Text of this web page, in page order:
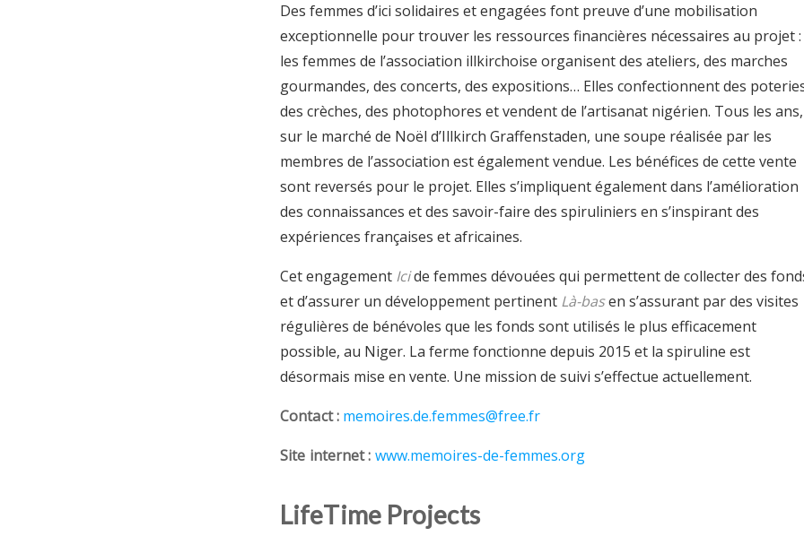
Des femmes d’ici solidaires et engagées font preuve d’une mobilisation
exceptionnelle pour trouver les ressources financières nécessaires au projet :
les femmes de l’association illkirchoise organisent des ateliers, des marches
gourmandes, des concerts, des expositions… Elles confectionnent des
des crèches, des photophores et vendent de l’artisanat nigérien. Tous les ans,
sur le marché de Noël d’Illkirch Graffenstaden, une soupe réalisée par les
membres de l’association est également vendue. Les bénéfices de cette vente
sont reversés pour le projet. Elles s’impliquent également dans l’amélioration
des connaissances et des savoir-faire des spiruliniers en s’inspirant des
expériences françaises et africaines.
Cet engagement Icide femmes dévouées qui permettent de collecter des
et d’assurer un développement pertinent Là-basen s’assurant par des visites
régulières de bénévoles que les fonds sont utilisés le plus efficacement
possible, au Niger. La ferme fonctionne depuis 2015 et la spiruline est
désormais mise en vente. Une mission de suivi s’effectue actuellement.
Contact : memoires.de.femmes@free.fr
Site internet : www.memoires-de-femmes.org
LifeTime Projects